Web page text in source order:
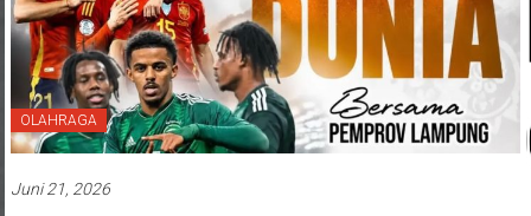
OLAHRAGA
Juni 21, 2026